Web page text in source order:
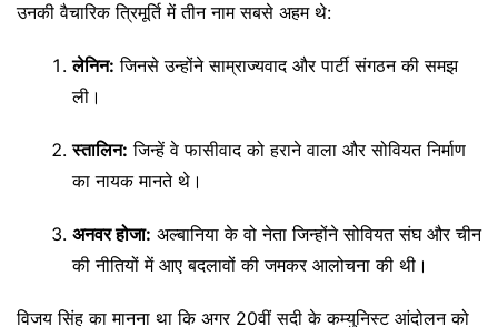
उनकी वैचारिक त्रिमूर्ति में तीन नाम सबसे अहम थे:
लेनिन: जिनसे उन्होंने साम्राज्यवाद और पार्टी संगठन की समझ
ली।
स्तालिन: जिन्हें वे फासीवाद को हराने वाला और सोवियत निर्माण
का नायक मानते थे।
अनवर होजा: अल्बानिया के वो नेता जिन्होंने सोवियत संघ और चीन
की नीतियों में आए बदलावों की जमकर आलोचना की थी।
विजय सिंह का मानना था कि अगर 20वीं सदी के कम्युनिस्ट आंदोलन को